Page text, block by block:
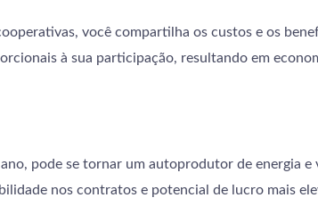
você compartilha os custos e os
à sua participação, resultando em
pode se tornar um autoprodutor de energia
nos contratos e potencial de lucro mais